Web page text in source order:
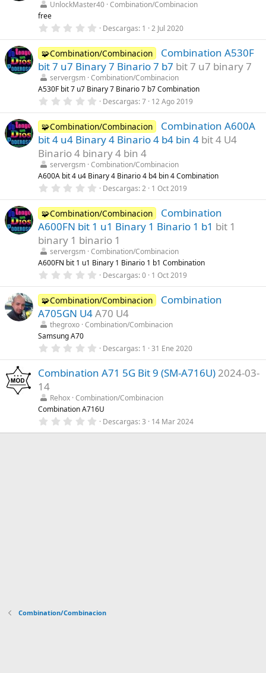
t
l
a
(
s
)
UnlockMaster40 Combination/Combinacion
free
0
0
0
e
s
t
r
e
l
a
(
s
)
Descargas 1 2 Jul 2020
🧩Combination/Combinacion
Combination A530F
bit 7 u7 Binary 7 Binario 7 b7 bit 7 u7 binary 7
servergsm Combination/Combinacion
A530F bit 7 u7 Binary 7 Binario 7 b7 Combination
0
0
0
e
s
t
r
e
l
a
(
s
)
Descargas 7 12 Ago 2019
🧩Combination/Combinacion
Combination A600A
bit 4 u4 Binary 4 Binario 4 b4 bin 4 bit 4 U4
Binario 4 binary 4 bin 4
servergsm Combination/Combinacion
A600A bit 4 u4 Binary 4 Binario 4 b4 bin 4 Combination
0
0
0
e
t
r
e
l
a
(
s
)
Descargas 2 1 Oct 2019
🧩Combination/Combinacion
Combination
A600FN bit 1 u1 Binary 1 Binario 1 b1 bit 1
binary 1 binario 1
servergsm Combination/Combinacion
A600FN bit 1 u1 Binary 1 Binario 1 b1 Combination
0
0
0
e
s
t
l
(
Descargas 0 1 Oct 2019
🧩Combination/Combinacion
Combination
A705GN U4A70 U4
thegroxo Combination/Combinacion
Samsung A70
0
0
0
e
t
r
e
l
Descargas 1 31 Ene 2020
Combination A71 5G Bit 9 (SM-A716U) 2024-03-
14
Rehox Combination/Combinacion
Combination A716U
0
0
Descargas 3 14 Mar 2024
Combination/Combinacion